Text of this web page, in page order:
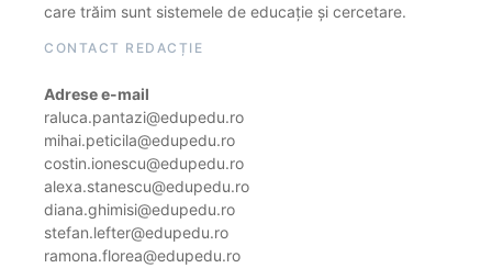
care trăim sunt sistemele de educație și cercetare.
CONTACT REDACȚIE
Adrese e-mail
raluca.pantazi@edupedu.ro
mihai.peticila@edupedu.ro
costin.ionescu@edupedu.ro
alexa.stanescu@edupedu.ro
diana.ghimisi@edupedu.ro
stefan.lefter@edupedu.ro
ramona.florea@edupedu.ro